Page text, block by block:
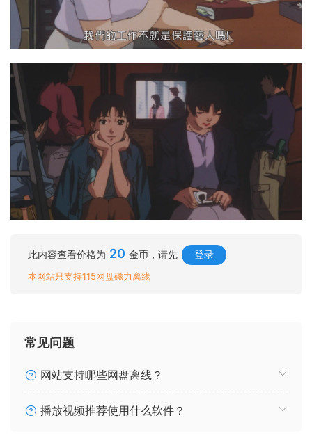
此内容查看价格为 20 金币，请先 登录
本网站只支持115网盘磁力离线
常见问题
网站支持哪些网盘离线？
播放视频推荐使用什么软件？